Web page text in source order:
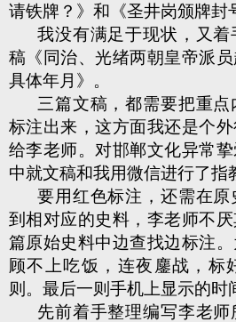
请铁牌？》和《圣井岗颁牌封
我没有满足于现状，又
稿《同治、光绪两朝皇帝派
具体年月》。
三篇文稿，都需要把重
标注出来，这方面我还是个
给李老师。对邯郸文化异常
中就文稿和我用微信进行了指
要用红色标注，还需在
到相对应的史料，李老师不
篇原始史料中边查找边标注
顾不上吃饭，连夜鏖战，标
则。最后一则手机上显示的时
先前着手整理编写李老师